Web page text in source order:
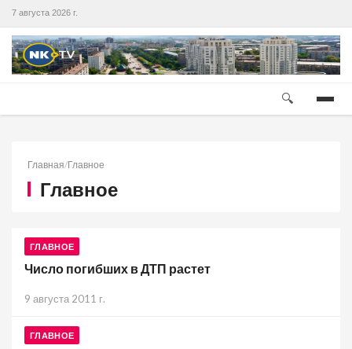
7 августа 2026 г.
🔍
Главная/Главное
Главное
ГЛАВНОЕ
Число погибших в ДТП растет
9 августа 2011 г.
ГЛАВНОЕ